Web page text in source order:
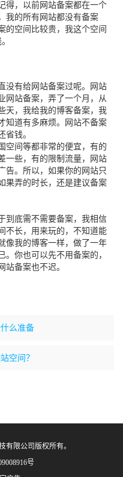
得，以前网站备案都在一个
我的所有网站都没有备案
的空间比较贵，我这个空间
没有给网站备案过呢。网站
网站备案，弄了一个月，从
天，我给我的博客备案，我
知道有多麻烦。网站不备案
省钱。
空间等都非常的便宜，有的
一些，有的限制流量，网站
告。所以，如果你的网站只
果弄的时长，还是建议备案
到底需不需要备案，我相信
不长，用来玩的，不知道能
像我的博客一样，做了一年
你也可以先不用备案的，
站备案也不迟。
么准备
空间？
有限公司版权所有。
号